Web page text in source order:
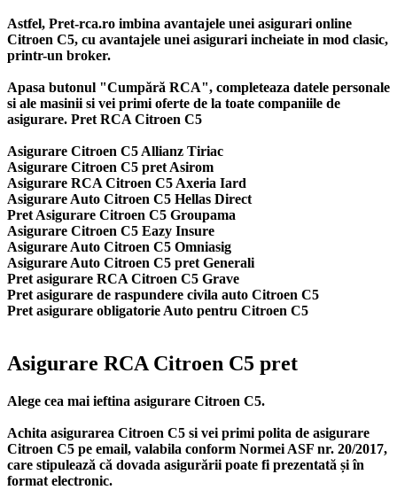
Astfel, Pret-rca.ro imbina avantajele unei asigurari online
Citroen C5, cu avantajele unei asigurari incheiate in mod clasic,
printr-un broker.
Apasa butonul "Cumpără RCA", completeaza datele personale
si ale masinii si vei primi oferte de la toate companiile de
asigurare. Pret RCA Citroen C5
Asigurare Citroen C5 Allianz Tiriac
Asigurare Citroen C5 pret Asirom
Asigurare RCA Citroen C5 Axeria Iard
Asigurare Auto Citroen C5 Hellas Direct
Pret Asigurare Citroen C5 Groupama
Asigurare Citroen C5 Eazy Insure
Asigurare Auto Citroen C5 Omniasig
Asigurare Auto Citroen C5 pret Generali
Pret asigurare RCA Citroen C5 Grave
Pret asigurare de raspundere civila auto Citroen C5
Pret asigurare obligatorie Auto pentru Citroen C5
Asigurare RCA Citroen C5 pret
Alege cea mai ieftina asigurare Citroen C5.
Achita asigurarea Citroen C5 si vei primi polita de asigurare
Citroen C5 pe email, valabila conform Normei ASF nr. 20/2017,
care stipulează că dovada asigurării poate fi prezentată și în
format electronic.